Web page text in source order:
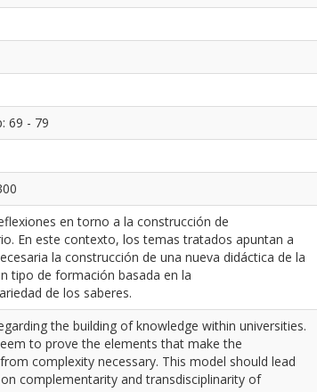
69 - 79
en torno a la construcción de
En este contexto, los temas tratados apuntan a
la construcción de una nueva didáctica de la
tipo de formación basada en la
de los saberes.
the building of knowledge within universities.
to prove the elements that make the
complexity necessary. This model should lead
complementarity and transdisciplinarity of